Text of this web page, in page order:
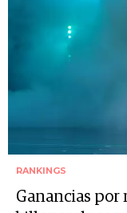
RANKINGS
Ganancias por